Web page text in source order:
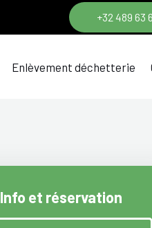
+32 489 63
Enlèvement déchetterie
Info et réservation